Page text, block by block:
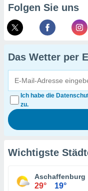
Folgen Sie uns
Das Wetter per
Ich habe die
zu.
Wichtigste
Aschaffenburg
29° 19°